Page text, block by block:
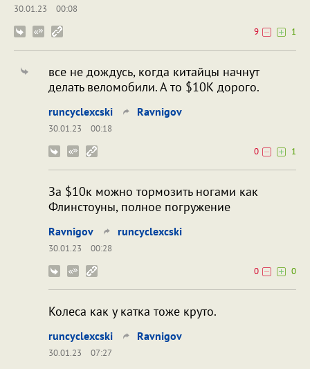
30.01.23
00:08
9
1
все не дождусь, когда китайцы начнут
делать веломобили. А то $10К дорого.
runcyclexcski Ravnigov
30.01.23
00:18
0
1
За $10к можно тормозить ногами как
Флинстоуны, полное погружение
Ravnigov runcyclexcski
30.01.23
00:28
0
0
Колеса как у катка тоже круто.
runcyclexcski Ravnigov
30.01.23
07:27